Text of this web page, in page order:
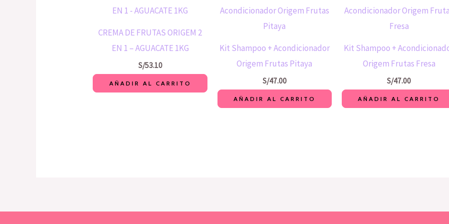
CREMA DE FRUTAS ORIGEM 2
EN 1 – AGUACATE 1KG
S/53.10
AÑADIR AL CARRITO
Kit Shampoo + Acondicionador
Origem Frutas Pitaya
S/47.00
AÑADIR AL CARRITO
Kit Shampoo +
Origem Frutas Fresa
S/47.00
AÑADIR AL CARRITO